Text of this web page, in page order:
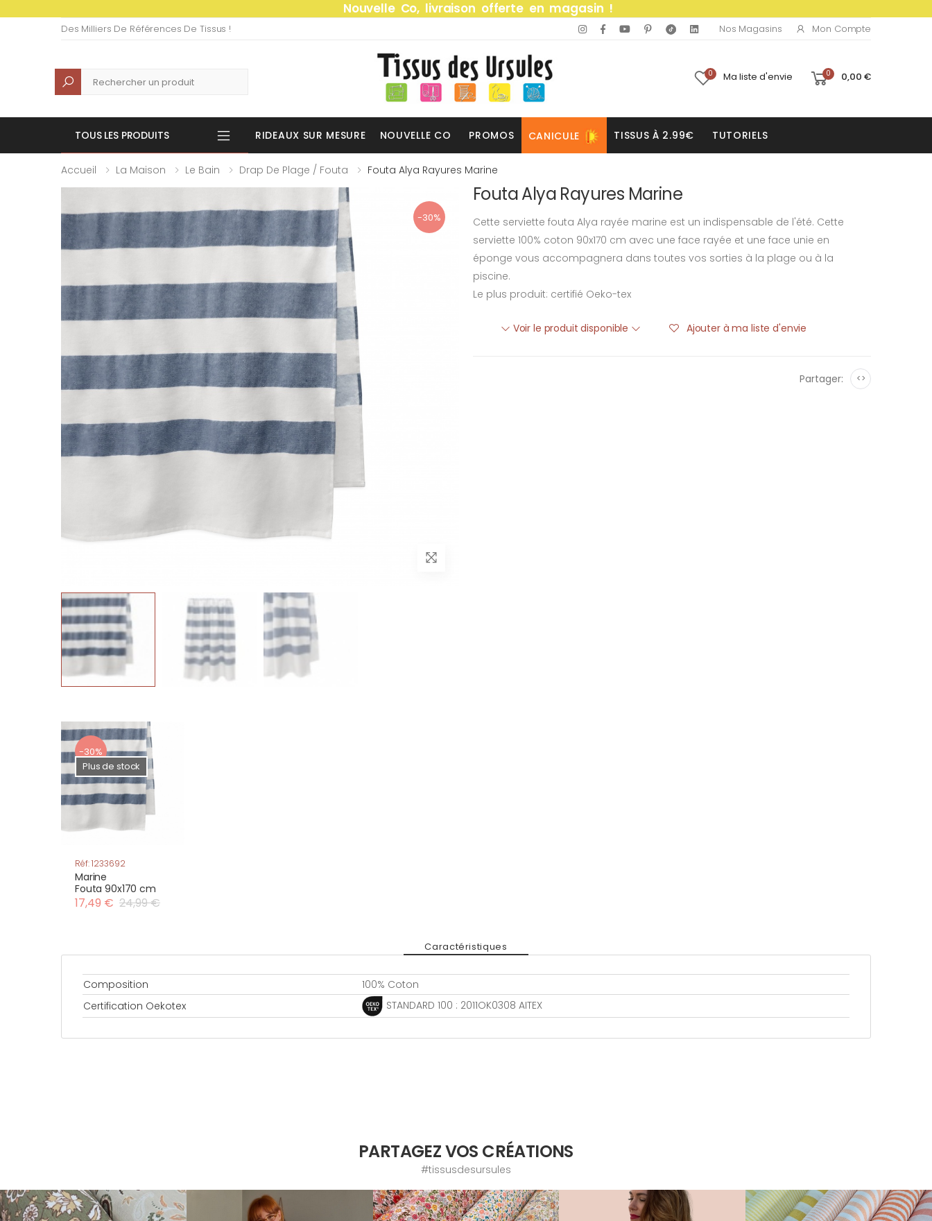
Nouvelle Co, livraison offerte en magasin !
Des Milliers De Références De Tissus ! Nos Magasins Mon Compte
Recherche 0 Ma liste d'envie 0 0,00 €
TOUS LES PRODUITS RIDEAUX SUR MESURE NOUVELLE CO PROMOS CANICULE TISSUS À 2.99€ TUTORIELS
Accueil La Maison Le Bain Drap De Plage / Fouta Fouta Alya Rayures Marine
-30%
Fouta Alya Rayures Marine
Cette serviette fouta Alya rayée marine est un indispensable de l'été. Cette
serviette 100% coton 90x170 cm avec une face rayée et une face unie en
éponge vous accompagnera dans toutes vos sorties à la plage ou à la
piscine.
Le plus produit: certifié Oeko-tex
Voir le produit disponible Ajouter à ma liste d'envie
Partager: <>
-30%
Plus de stock
Réf: 1233692
Marine
Fouta 90x170 cm
17,49 € 24,99 €
Caractéristiques
Composition
100% Coton
Certification Oekotex
STANDARD 100 : 2011OK0308 AITEX
PARTAGEZ VOS CRÉATIONS
#tissusdesursules